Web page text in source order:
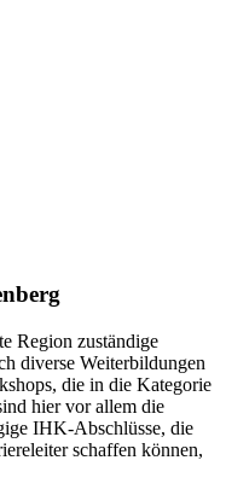
Region zuständige
diverse Weiterbildungen
die in die Kategorie
hier vor allem die
IHK-Abschlüsse, die
schaffen können,